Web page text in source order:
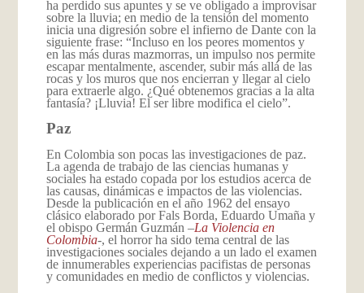
ha perdido sus apuntes y se ve obligado a improvisar
sobre la lluvia; en medio de la tensión del momento
inicia una digresión sobre el infierno de Dante con la
siguiente frase: “Incluso en los peores momentos y
en las más duras mazmorras, un impulso nos permite
escapar mentalmente, ascender, subir más allá de las
rocas y los muros que nos encierran y llegar al cielo
para extraerle algo. ¿Qué obtenemos gracias a la alta
fantasía? ¡Lluvia! El ser libre modifica el cielo”.
Paz
En Colombia son pocas las investigaciones de paz.
La agenda de trabajo de las ciencias humanas y
sociales ha estado copada por los estudios acerca de
las causas, dinámicas e impactos de las violencias.
Desde la publicación en el año 1962 del ensayo
clásico elaborado por Fals Borda, Eduardo Umaña y
el obispo Germán Guzmán –La Violencia en
Colombia-, el horror ha sido tema central de las
investigaciones sociales dejando a un lado el examen
de innumerables experiencias pacifistas de personas
y comunidades en medio de conflictos y violencias.